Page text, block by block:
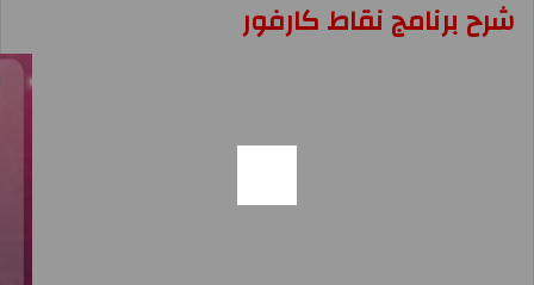
شرح برنامج نقاط كارفور